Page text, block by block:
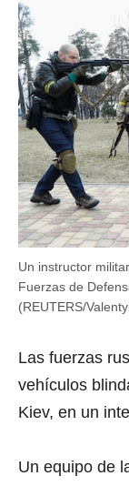
Un instructor
Fuerzas de
(REUTERS/
Las fuerzas
vehículos
Kiev, en un
Un equipo de